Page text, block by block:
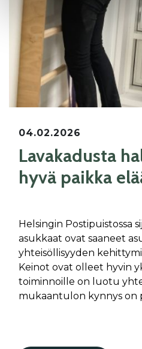
04.02.2026
Lavakadusta
hyvä paikka
Helsingin Postipuistossa
asukkaat ovat saaneet
yhteisöllisyyden
Keinot ovat olleet hyvin
toiminnoille on luotu
mukaantulon kynnys on